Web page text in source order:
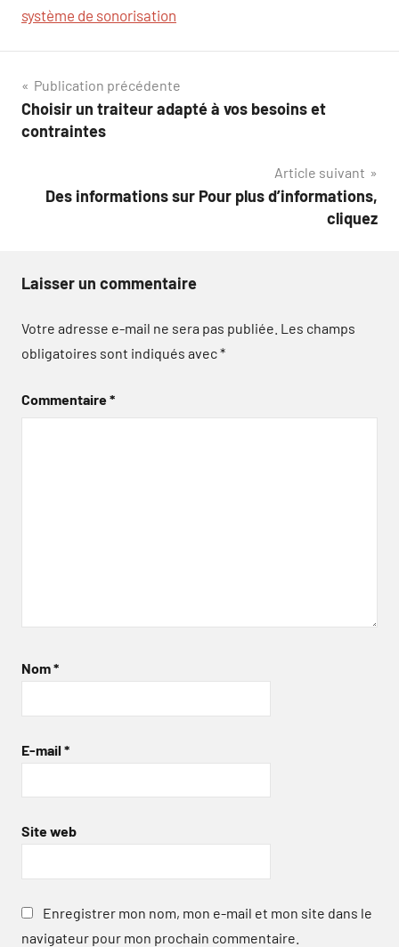
système de sonorisation
Navigation
de
Publication précédente
Choisir un traiteur adapté à vos besoins et
contraintes
Article suivant
Des informations sur Pour plus d’informations,
cliquez
Laisser un commentaire
Votre adresse e-mail ne sera pas publiée. Les champs
obligatoires sont indiqués avec*
Commentaire*
Nom*
E-mail *
Site web
Enregistrer mon nom, mon e-mail et mon site dans le
navigateur pour mon prochain commentaire.